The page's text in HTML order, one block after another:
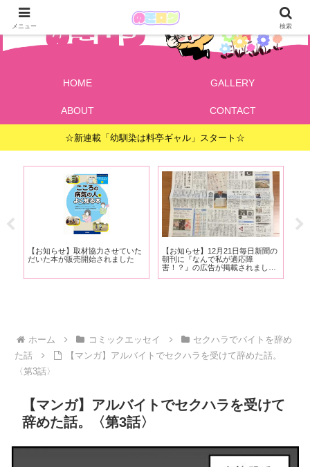
HOME GALLERY
ABOUT CONTACT
☆新連載「幼馴染は料亭ギャル」スタート☆
【お知らせ】取材協力させていた
だいた本が販売開始されました
【お知らせ】12月21日毎日新聞の
朝刊に『なんで私が適応障
害！？』の広告が掲載されまし
ホーム コミックエッセイ
セクハラでバイトを辞め
た話
【マンガ】アルバイトでセクハラを受けて辞めた話。
〈第3話〉
【マンガ】アルバイトでセクハラを受けて
辞めた話。〈第3話〉
メニュー 検索